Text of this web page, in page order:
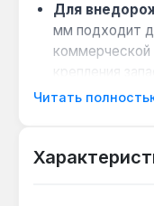
Для
мм подходит
коммерческой
крепления
Увеличение
увеличить
Читать